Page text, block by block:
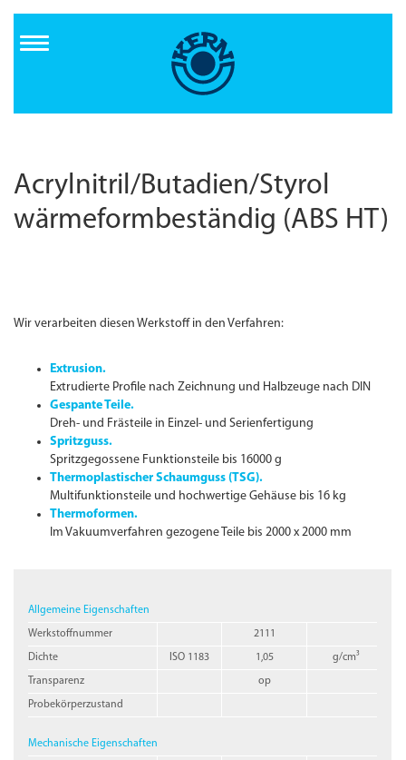
Inhalt
Acrylnitril/Butadien/Styrol
wärmeformbeständig (ABS HT)
Wir verarbeiten diesen Werkstoff in den Verfahren:
Extrusion.
Extrudierte Profile nach Zeichnung und Halbzeuge nach DIN
Gespante Teile.
Dreh- und Frästeile in Einzel- und Serienfertigung
Spritzguss.
Spritzgegossene Funktionsteile bis 16000 g
Thermoplastischer Schaumguss (TSG).
Multifunktionsteile und hochwertige Gehäuse bis 16 kg
Thermoformen.
Im Vakuumverfahren gezogene Teile bis 2000 x 2000 mm
Allgemeine Eigenschaften
Werkstoffnummer 2111
Dichte ISO 1183 1,05 g/cm³
Transparenz op
Probekörperzustand
Mechanische Eigenschaften